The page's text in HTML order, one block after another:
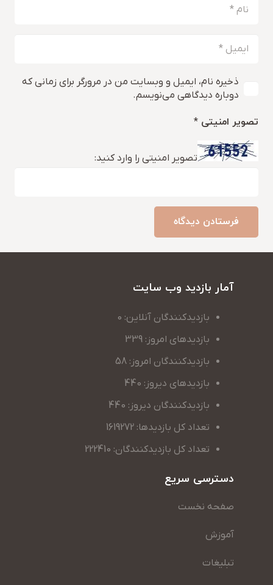
ذخیره نام، ایمیل و وبسایت من در مرورگر برای زمانی که
دوباره دیدگاهی می‌نویسم.
تصویر امنیتی *
تصویر امنیتی را وارد کنید:
فرستادن دیدگاه
آمار بازدید وب سایت
بازدیدکنندگان آنلاین: 0
بازدیدهای امروز: 339
بازدیدکنندگان امروز: 58
بازدیدهای دیروز: 440
بازدیدکنندگان دیروز: 440
تعداد کل بازدیدها: 1619272
تعداد کل بازدیدکنندگان: 222410
دسترسی سریع
صفحه نخست
آموزش
تبلیغات